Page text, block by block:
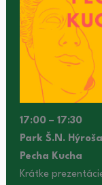
17:00 – 17:30
Park Š.N. Hýroša
Pecha Kucha
Krátke